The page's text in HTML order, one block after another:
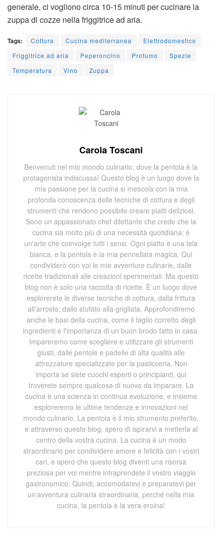
generale, ci vogliono circa 10-15 minuti per cucinare la
zuppa di cozze nella friggitrice ad aria.
Tags: Cottura Cucina mediterranea
Elettrodomestico
Friggitrice ad aria
Peperoncino Profumo
Spezie
Temperatura
Vino Zuppa
Carola Toscani
Benvenuti nel mio mondo culinario, dove la pentola è la
protagonista indiscussa! Questo blog è un luogo dove la
mia passione per la cucina si mescola con la mia
profonda conoscenza delle tecniche di cottura e degli
strumenti che rendono possibile creare piatti deliziosi.
Sono un appassionato chef dilettante che crede che la
cucina sia molto più di una necessità quotidiana; è
un'arte che coinvolge tutti i sensi. Ogni piatto è una tela
bianca, e la pentola è la mia pennellata magica. Qui
condividerò con voi le mie avventure culinarie, dalle
ricette tradizionali alle creazioni sperimentali. Ma questo
blog non è solo una raccolta di ricette. È un luogo dove
esplorerete le diverse tecniche di cottura, dalla frittura
all'arrosto, dallo stufato alla grigliata. Approfondiremo
anche le basi della cucina, come il taglio corretto degli
ingredienti e l'importanza di un buon brodo fatto in casa.
Impareremo come scegliere e utilizzare gli strumenti
giusti, dalle pentole e padelle di alta qualità alle
attrezzature specializzate per la pasticceria. Non
importa se siete cuochi esperti o principianti, qui
troverete sempre qualcosa di nuovo da imparare. La
cucina è una scienza in continua evoluzione, e insieme
esploreremo le ultime tendenze e innovazioni nel
mondo culinario. La pentola è il mio strumento preferito,
e attraverso questo blog, spero di ispirarvi a metterla al
centro della vostra cucina. La cucina è un modo
straordinario per condividere amore e felicità con i vostri
cari, e spero che questo blog diventi una risorsa
preziosa per voi mentre intraprendete il vostro viaggio
gastronomico. Quindi, accomodatevi e preparatevi per
un'avventura culinaria straordinaria, perché nella mia
cucina, la pentola è la vera eroina!